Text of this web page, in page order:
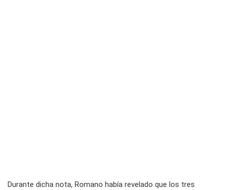
Durante dicha nota, Romano había revelado que los tres